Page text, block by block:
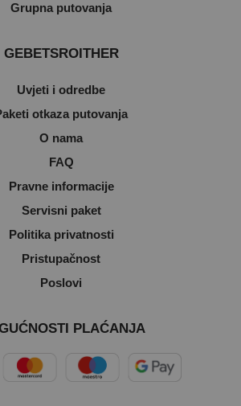
Grupna putovanja
GEBETSROITHER
Uvjeti i odredbe
otkaza putovanja
O nama
FAQ
Pravne informacije
Servisni paket
Politika privatnosti
Pristupačnost
Poslovi
PLAĆANJA